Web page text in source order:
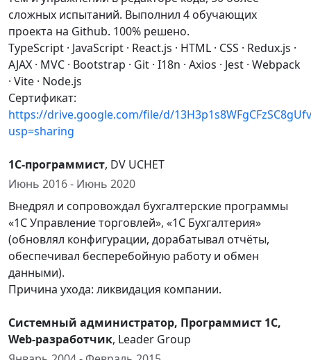
сложных испытаний. Выполнил 4 обучающих
проекта на Github. 100% решено.
TypeScript · JavaScript · React.js · HTML · CSS · Redux.js ·
AJAX · MVC · Bootstrap · Git · I18n · Axios · Jest · Webpack
· Vite · Node.js
Сертификат:
https://drive.google.com/file/d/
usp=sharing
1С-программист, DV UCHET
Июнь 2016 - Июнь 2020
Внедрял и сопровождал бухгалтерские программы
«1С Управление торговлей», «1С Бухгалтерия»
(обновлял конфигурации, дорабатывал отчёты,
обеспечивал бесперебойную работу и обмен
данными).
Причина ухода: ликвидация компании.
Системный администратор, Программист 1C,
Web-разработчик, Leader Group